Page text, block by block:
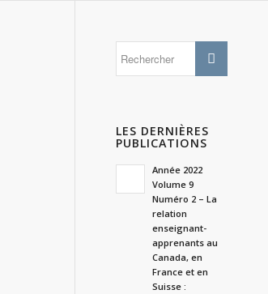
LES DERNIÈRES
PUBLICATIONS
Année 2022
Volume 9
Numéro 2 – La
relation
enseignant-
apprenants au
Canada, en
France et en
Suisse :